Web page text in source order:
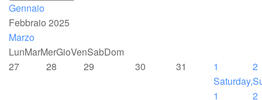
Gennaio
Febbraio 2025
Marzo
LunMarMerGioVenSabDom
27
28 29 30 31
1
Saturday,
1
2
2